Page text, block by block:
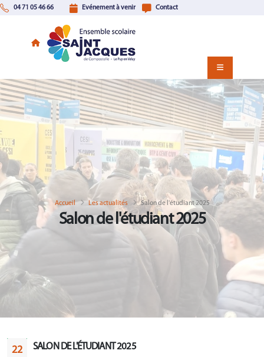
04 71 05 46 66 Evénement à venir Contact
Salon de l'étudiant 2025
Accueil Les actualités Salon de l'étudiant 2025
22 SALON DE L'ÉTUDIANT 2025